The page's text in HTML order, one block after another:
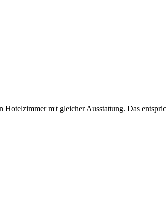
Hotelzimmer mit gleicher Ausstattung. Das